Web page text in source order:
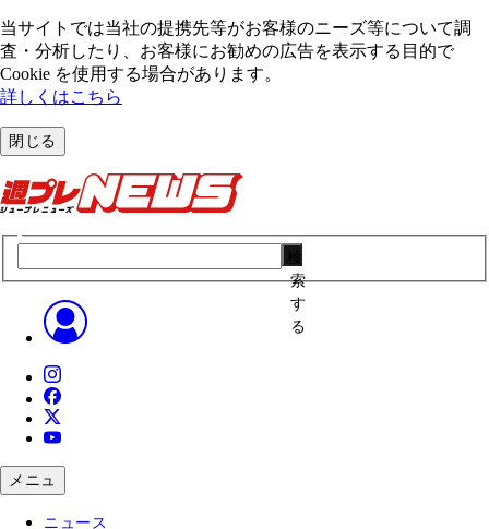
当サイトでは当社の提携先等がお客様のニーズ等について調
査・分析したり、お客様にお勧めの広告を表⽰する⽬的で
Cookie を使⽤する場合があります。
詳しくはこちら
閉じる
索
す
る
メニュ
ニュース